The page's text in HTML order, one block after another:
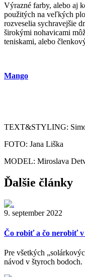
Výrazné farby, alebo aj
použitých na veľkých
rozveselia sychravejšie
širokými nohavicami
teniskami, alebo
Mango
TEXT&STYLING:
FOTO: Jana Liška
MODEL: Miroslava
Ďalšie články
9. september 2022
Čo robiť a čo nerobiť v
Pre všetkých
návod v štyroch bodoch.